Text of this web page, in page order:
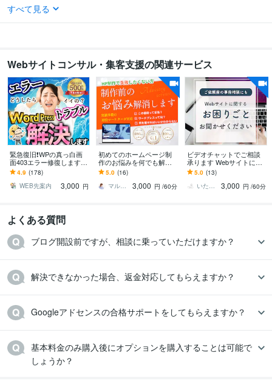
すべて見る
Webサイトコンサル・集客支援の関連サービス
緊急復旧❗️WPの真っ白画
面403エラー修復します
事前調査無料｜AI解決不
可の不具合も症状別プラ
ンで即日復旧
4.9 (178)
WEB先案内
3,000 円
初めてのホームページ制
作のお悩みを何でも解決
します WordPress、LINE
構築、MEO実績80件以上
あり
5.0 (16)
マルタニ_March｜HP制作×マーケタ
3,000 円 /60分
ビデオチャットでご相談
承ります Webサイトに関
するお困りごと、お聞か
せください。
5.0 (13)
いたみゆ｜Webサイト制作
3,000 円 /60分
よくある質問
ブログ開設前ですが、相談に乗っていただけますか？
解決できなかった場合、返金対応してもらえますか？
Googleアドセンスの合格サポートをしてもらえますか？
基本料金のみ購入後にオプションを購入することは可能で
しょうか？